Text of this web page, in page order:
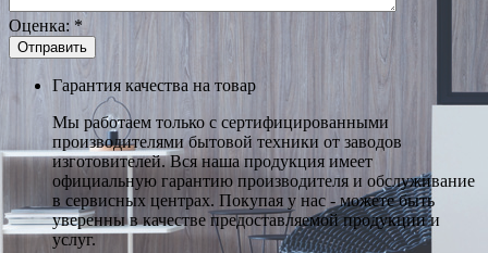
Оценка: *
Гарантия качества на товар
Мы работаем только с сертифицированными
производителями бытовой техники от заводов
изготовителей. Вся наша продукция имеет
официальную гарантию производителя и обслуживание
в сервисных центрах. Покупая у нас - можете быть
уверенны в качестве предоставляемой продукции и
услуг.